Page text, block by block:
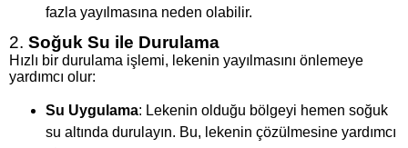
fazla yayılmasına neden olabilir.
2. Soğuk Su ile Durulama
Hızlı bir durulama işlemi, lekenin yayılmasını önlemeye
yardımcı olur:
Su Uygulama: Lekenin olduğu bölgeyi hemen soğuk
su altında durulayın. Bu, lekenin çözülmesine yardımcı